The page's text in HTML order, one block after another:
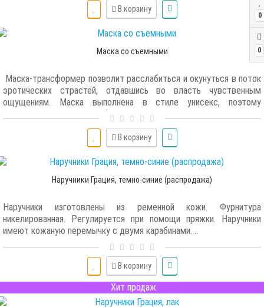
0
0
В корзину
Маска со съемными
Маска-трансформер позволит расслабиться и окунуться в поток
эротических страстей, отдавшись во власть чувственным
ощущениям. Маска выполнена в стиле унисекс, поэтому
прекрасно подходит и брутальным мужчина, и чувственным
женщинам. Сочетание чёрной лаковой кожи и блеска
никелированной фурнитуры придадут образу дерзости и роскоши.
Трансформация маски происходит при помощи шор, которые
легко пристегнуть, используя кнопки. Внутренняя сторона маски –
велюровая. Зафиксировать и подогнать размер можно при
помощи ремешка и пряжки. Размер универсальный...
В корзину
Наручники Грация, темно-синие (распродажа)
Наручники изготовлены из ременной кожи. Фурнитура
никелированная. Регулируется при помощи пряжки. Наручники
имеют кожаную перемычку с двумя карабинами. ..
В корзину
Хит продаж